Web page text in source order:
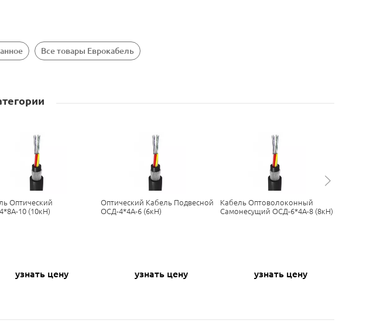
Все товары Еврокабель
Оптический
10 (10кН)
узнать цену
Оптический Кабель Подвесной
ОСД-4*4А-6 (6кН)
узнать цену
Кабель Оптоволоконный
Самонесущий ОСД-6*4А-8 (8кН)
узнать цену